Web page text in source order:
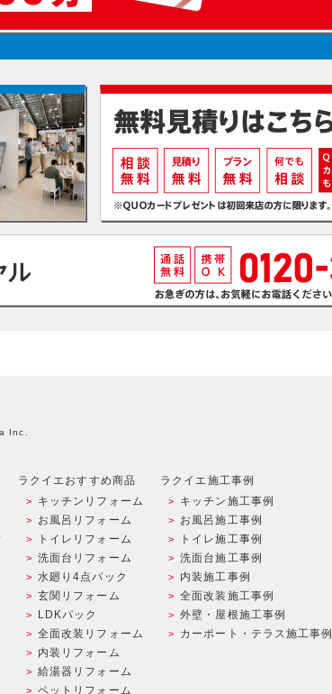
Inc.
ラクイエおすすめ商品
キッチンリフォーム
お風呂リフォーム
トイレリフォーム
洗面台リフォーム
水廻り4点パック
玄関リフォーム
LDKパック
全面改装リフォーム
内装リフォーム
給湯器リフォーム
ペットリフォーム
ラクイエ施工事例
キッチン施工事例
お風呂施工事例
トイレ施工事例
洗面台施工事例
内装施工事例
全面改装施工事例
外壁・屋根施工事例
カーポート・テラス施工事例